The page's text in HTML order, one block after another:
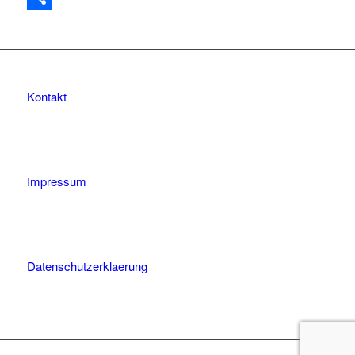
Kontakt
Impressum
Datenschutzerklaerung